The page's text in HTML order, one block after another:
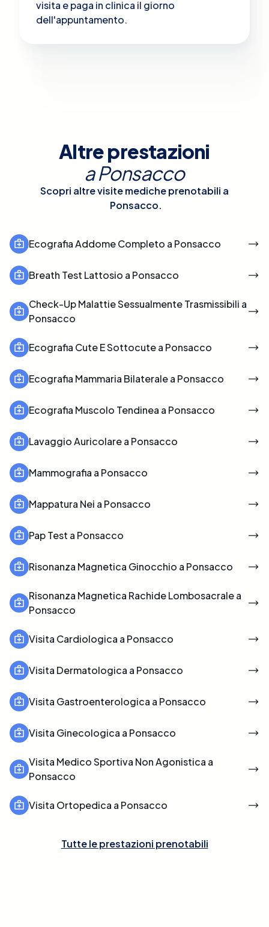
visita e paga in clinica il giorno
dell'appuntamento.
Altre prestazioni
aPonsacco
Scopri altre visite mediche prenotabili a
Ponsacco.
Ecografia Addome Completo a Ponsacco
Breath Test Lattosio a Ponsacco
Check-Up Malattie Sessualmente Trasmissibili a
Ponsacco
Ecografia Cute E Sottocute a Ponsacco
Ecografia Mammaria Bilaterale a Ponsacco
Ecografia Muscolo Tendinea a Ponsacco
Lavaggio Auricolare a Ponsacco
Mammografia a Ponsacco
Mappatura Nei a Ponsacco
Pap Test a Ponsacco
Risonanza Magnetica Ginocchio a Ponsacco
Risonanza Magnetica Rachide Lombosacrale a
Ponsacco
Visita Cardiologica a Ponsacco
Visita Dermatologica a Ponsacco
Visita Gastroenterologica a Ponsacco
Visita Ginecologica a Ponsacco
Visita Medico Sportiva Non Agonistica a
Ponsacco
Visita Ortopedica a Ponsacco
Tutte le prestazioni prenotabili